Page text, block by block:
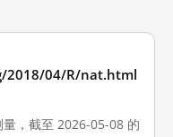
2018/04/R/nat.html
，截至 2026-05-08 的